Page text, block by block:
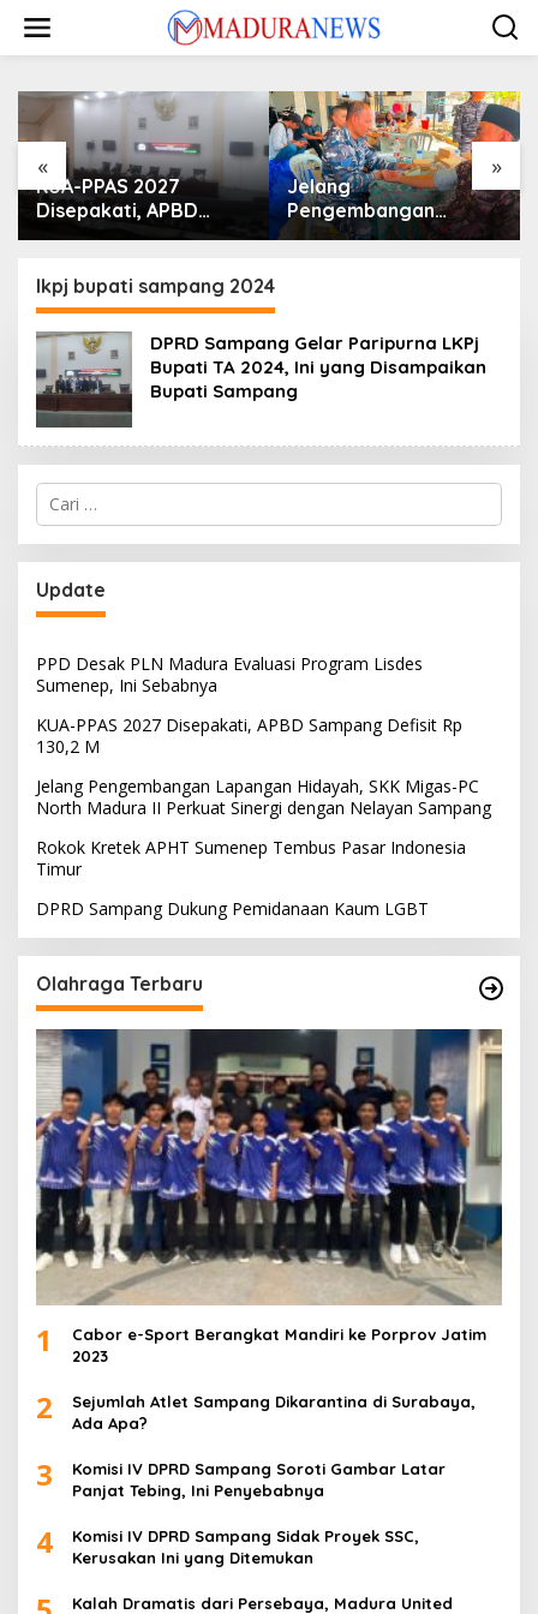
konten
« »
KUA-PPAS 2027
Disepakati, APBD
Sampang Defisit Rp
Jelang
Pengembangan
Lapangan Hidayah,
Nelayan Sampang
lkpj bupati sampang 2024
DPRD Sampang Gelar Paripurna LKPj
Bupati TA 2024, Ini yang Disampaikan
Bupati Sampang
Cari
untuk:
Update
PPD Desak PLN Madura Evaluasi Program Lisdes
Sumenep, Ini Sebabnya
KUA-PPAS 2027 Disepakati, APBD Sampang Defisit Rp
130,2 M
Jelang Pengembangan Lapangan Hidayah, SKK Migas-PC
North Madura II Perkuat Sinergi dengan Nelayan Sampang
Rokok Kretek APHT Sumenep Tembus Pasar Indonesia
Timur
DPRD Sampang Dukung Pemidanaan Kaum LGBT
Olahraga Terbaru
1
Cabor e-Sport Berangkat Mandiri ke Porprov Jatim
2023
2
Sejumlah Atlet Sampang Dikarantina di Surabaya,
Ada Apa?
3
Komisi IV DPRD Sampang Soroti Gambar Latar
Panjat Tebing, Ini Penyebabnya
4
Komisi IV DPRD Sampang Sidak Proyek SSC,
Kerusakan Ini yang Ditemukan
Kalah Dramatis dari Persebaya, Madura United